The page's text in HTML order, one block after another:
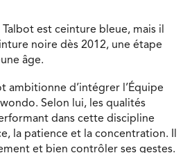
est ceinture bleue, mais il
noire dès 2012, une étape
âge.
ambitionne d’intégrer l’Équipe
Selon lui, les qualités
dans cette discipline
la patience et la concentration. Il
et bien contrôler ses gestes.